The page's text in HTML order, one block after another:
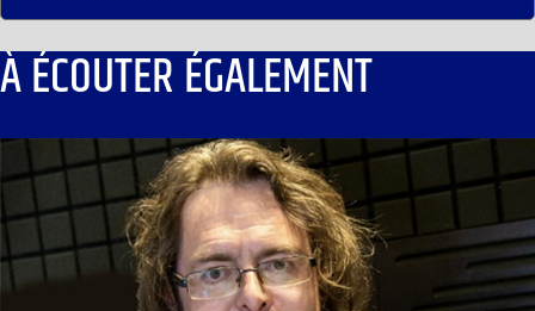
À ÉCOUTER ÉGALEMENT